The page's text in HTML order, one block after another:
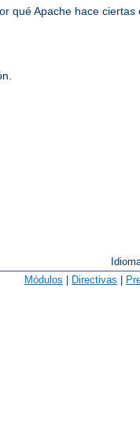
qué Apache hace
Módulos | Directivas |